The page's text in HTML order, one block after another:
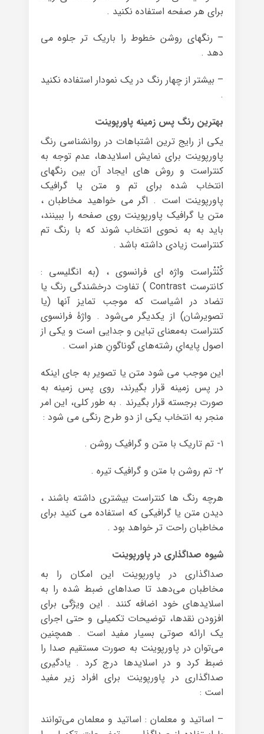
برای هر صفحه استفاده نکنید .
– رنگهای روشن خطوط را باریک تر جلوه می
دهد .
– بیشتر از چهار رنگ در یک نمودار استفاده نکنید
.
بهترین رنگ پس زمینه پاورپوینت
یکی از رایج ترین اشتباهات در روانشناسی رنگ
پاورپوینت برای نمایش اسلایدها، عدم توجه به
کنتراست و روش های ایجاد آن بین رنگهای
انتخاب شده برای تم و متن یا گرافیک
پاورپوینت است . اگر می خواهید مخاطبان ،
متن یا گرافیک پاورپوینت روی صفحه را ببینند،
باید به به نحوی انتخاب شوند که با رنگ تم
کنتراست زیادی داشته باشد .
کُنْتْراست واژه ای فرانسوی ، (به انگلیسی :
کانترست Contrast ) تفاوت درخشندگی رنگ یا
تضاد در اشیاست که موجب تمایز آنها (یا
تصویرشان) از یکدیگر می‌شود . واژهٔ فرانسوی
کنتراست به‌معنای تباین و جدایی است و یکی از
اصول پایه‌ایِ رشته‌های گوناگونِ هنر است .
این موجب می شود متن یا تصویر به جای اینکه
در پس زمینه قرار بگیرند، روی پس زمینه به
صورت برجسته قرار بگیرند . به طور کلی، این امر
منجر به انتخاب یکی از دو طرح رنگی می شود :
۱- تم تاریک با متن و گرافیک روشن .
۲- تم روشن با متن و گرافیک تیره .
هرچه رنگ ها کنتراست بیشتری داشته باشند ،
دیدن متن یا گرافیکی که استفاده می کنید برای
مخاطبان راحت تر خواهد بود .
شیوه صداگذاری در پاورپوینت
صداگذاری در پاورپوینت این امکان را به
مخاطبان می‌دهد تا صداهای ضبط شده را به
اسلایدهای خود اضافه کنند . این ویژگی برای
افزودن نقدها، توضیحات تکمیلی و حتی اجرای
یک ارائه صوتی بسیار مفید است . همچنین
می‌توان در پاورپوینت به صورت مستقیم صدا را
ضبط کرد و در اسلایدها درج کرد . یادگیری
صداگذاری در پاورپوینت برای افراد زیر مفید
است :
– اساتید و معلمان : اساتید و معلمان می‌توانند